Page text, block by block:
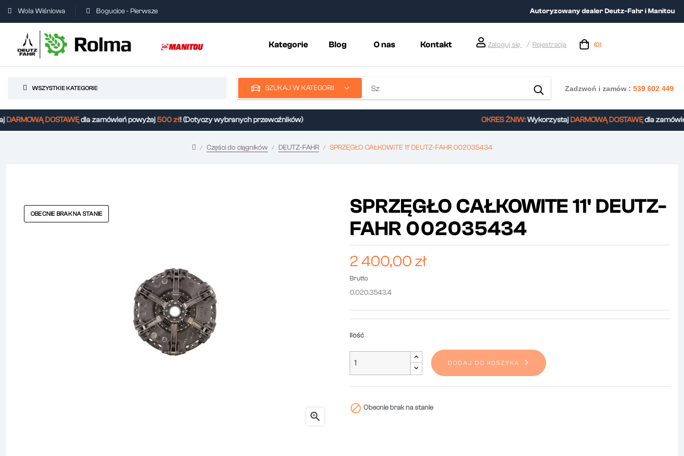
Wola Wiśniowa Bogucice - Pierwsze Autoryzowany dealer Deutz-Fahr i Manitou
Kategorie Blog O nas Kontakt Zaloguj się Rejestracja (0)
WSZYSTKIE KATEGORIE SZUKAJ W KATEGORII Zadzwoń i zamów :539 602 449
DOSTAWĘdla zamówień powyżej500 zł! (Dotyczy wybranych przewoźników) OKRES ŻNIW:WykorzystajDARMOWĄ DOSTAWĘdla zamówień
Części do ciągników DEUTZ-FAHR SPRZĘGŁO CAŁKOWITE 11' DEUTZ-FAHR 002035434
OBECNIE BRAK NA STANIE

SPRZĘGŁO CAŁKOWITE 11' DEUTZ-
FAHR 002035434
2 400,00 zł
Brutto
0.020.3543.4
Ilość
DODAJ DO KOSZYKA
 Obecnie brak na stanie